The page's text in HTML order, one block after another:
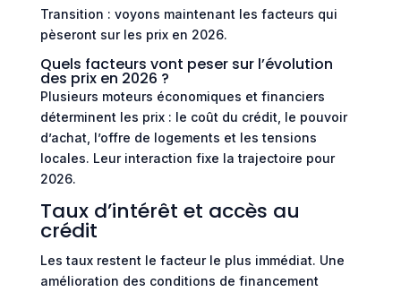
Transition : voyons maintenant les facteurs qui
pèseront sur les prix en 2026.
Quels facteurs vont peser sur l’évolution
des prix en 2026 ?
Plusieurs moteurs économiques et financiers
déterminent les prix : le coût du crédit, le pouvoir
d’achat, l’offre de logements et les tensions
locales. Leur interaction fixe la trajectoire pour
2026.
Taux d’intérêt et accès au
crédit
Les taux restent le facteur le plus immédiat. Une
amélioration des conditions de financement